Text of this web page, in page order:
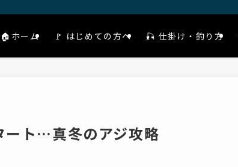
🏠ホーム 🚩 はじめての方へ 🎣 仕掛け・釣り方
ート…真冬のアジ攻略